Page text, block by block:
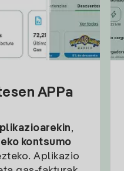
APPa
,
kontsumo
Aplikazio